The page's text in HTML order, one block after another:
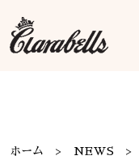
ホーム
NEWS